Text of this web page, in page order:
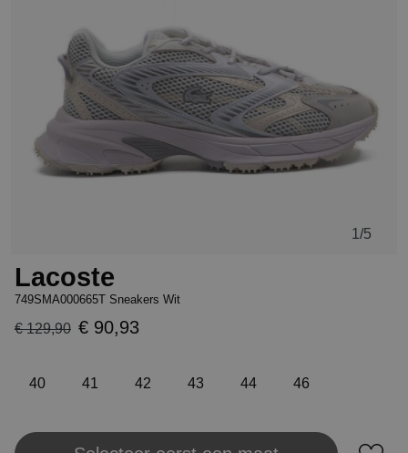
1 /5
Lacoste
749SMA000665T Sneakers Wit
€ 129,90 € 90,93
40 41 42 43 44 46